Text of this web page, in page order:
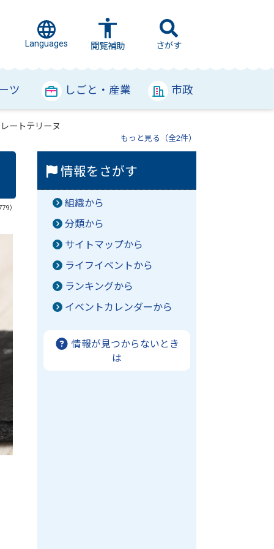
Languages 閲覧補助 さがす
ツ しごと・産業 市政
ートテリーヌ
もっと見る（全2件）
）
情報をさがす
組織から
分類から
サイトマップから
ライフイベントから
ランキングから
イベントカレンダーから
情報が見つからないとき
は